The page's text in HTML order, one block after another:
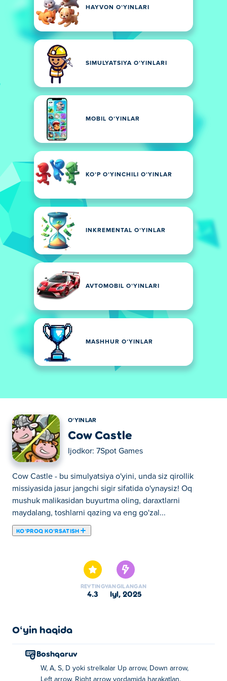
HAYVON OʻYINLARI
SIMULYATSIYA OʻYINLARI
MOBIL OʻYINLAR
KOʻP OʻYINCHILI OʻYINLAR
INKREMENTAL OʻYINLAR
AVTOMOBIL OʻYINLARI
MASHHUR OʻYINLAR
OʻYINLAR
Cow Castle
Ijodkor: 7Spot Games
Cow Castle - bu simulyatsiya o'yini, unda siz qirollik
missiyasida jasur jangchi sigir sifatida o'ynaysiz! Oq
mushuk malikasidan buyurtma oling, daraxtlarni
maydalang, toshlarni qazing va eng go'zal...
KOʻPROQ KOʻRSATISH
mushuk malikasidan buyurtma oling, daraxtlarni
maydalang, toshlarni qazing va eng go'zal qal'ani qurish
uchun resurslar to'plang. Yangi joylar va ob'ektlarni
Sigir qal'asini qanday o'ynash kerak?
WASD yoki o'q tugmalari bilan harakatlaning
REYTING
4.3
YANGILANGAN
iyl, 2025
Oʻyin haqida
Boshqaruv
W, A, S, D yoki strelkalar Up arrow, Down arrow,
Left arrow, Right arrow yordamida harakatlan.